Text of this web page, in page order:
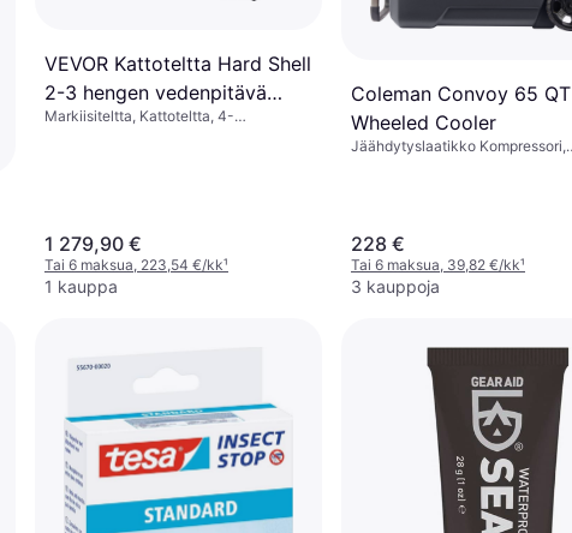
VEVOR Kattoteltta Hard Shell
2-3 hengen vedenpitävä
Jeep-maastoautolle
Markiisiteltta, Kattoteltta, 4-
1 279,90 €
Tai 6 maksua, 223,54 €/kk¹
1 kauppa
Coleman Convoy 65 QT
Wheeled Cooler
Jäähdytyslaatikko Kompressori,
228 €
Tai 6 maksua, 39,82 €/kk¹
3 kauppoja